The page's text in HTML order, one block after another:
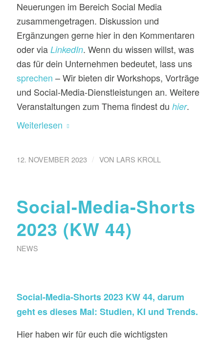
Neuerungen im Bereich Social Media
zusammengetragen. Diskussion und
Ergänzungen gerne hier in den Kommentaren
oder via LinkedIn. Wenn du wissen willst, was
das für dein Unternehmen bedeutet, lass uns
sprechen – Wir bieten dir Workshops, Vorträge
und Social-Media-Dienstleistungen an. Weitere
Veranstaltungen zum Thema findest du hier.
Weiterlesen
12. NOVEMBER 2023 / VON LARS KROLL
Social-Media-Shorts
2023 (KW 44)
NEWS
Social-Media-Shorts 2023 KW 44, darum
geht es dieses Mal: Studien, KI und Trends.
Hier haben wir für euch die wichtigsten